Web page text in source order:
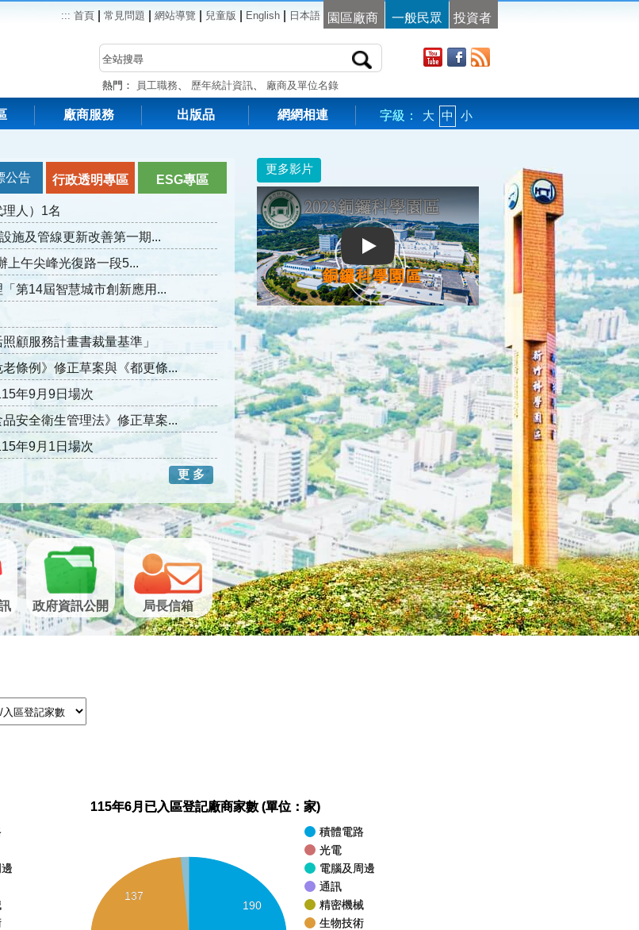
::: 首頁 常見問題 網站導覽 兒童版 English 日本語 園區廠商 一般民眾 投資者
熱門： 員工職務、 歷年統計資訊、 廠商及單位名錄
廠商服務 出版品 網網相連 字級： 大 中 小
公告 行政透明專區 ESG專區
人）1名
施及管線更新改善第一期...
上午尖峰光復路一段5...
第14屆智慧城市創新應用...
顧服務計畫書裁量基準」
條例》修正草案與《都更條...
年9月9日場次
安全衛生管理法》修正草案...
年9月1日場次
更 多
政府資訊公開 局長信箱
更多影片
2023銅鑼科學園區
115年6月已入區登記廠商家數 (單位：家)
積體電路
光電
電腦及周邊
通訊
精密機械
生物技術
190
137